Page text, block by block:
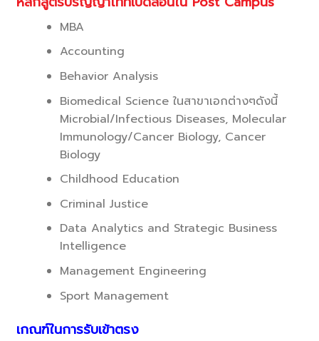
MBA
Accounting
Behavior Analysis
Biomedical Science ในสาขาเอกต่างๆดังนี้
Microbial/Infectious Diseases, Molecular
Immunology/Cancer Biology, Cancer
Biology
Childhood Education
Criminal Justice
Data Analytics and Strategic Business
Intelligence
Management Engineering
Sport Management
เกณฑ์ในการรับเข้าตรง